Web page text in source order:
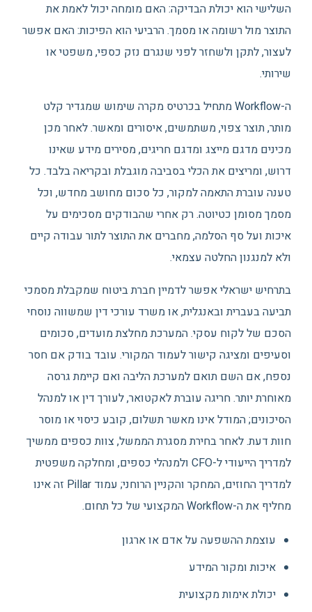
השלישי הוא יכולת הבדיקה: האם מומחה יכול לאמת את
התוצר מול רשומה או מסמך. הרביעי הוא הפיכות: האם אפשר
לעצור, לתקן ולשחזר לפני שנגרם נזק כספי, משפטי או
שירותי.
ה-Workflow מתחיל בכרטיס מקרה שימוש שמגדיר קלט
מותר, תוצר צפוי, משתמשים, איסורים ומאשר. לאחר מכן
מכינים מדגם מייצג ומדגם חריגים, מסירים מידע שאינו
דרוש, ומריצים את הכלי בסביבה מוגבלת ובקריאה בלבד. כל
טענה עוברת התאמה למקור, כל סכום מחושב מחדש, וכל
מסמך מסומן כטיוטה. רק אחרי שהבודקים מסכימים על
איכות ועל סף הסלמה, מחברים את התוצר לתור עבודה קיים
ולא למנגנון החלטה עצמאי.
בתרחיש ישראלי אפשר לדמיין חברת ביטוח שמקבלת מסמכי
תביעה בעברית ובאנגלית, או משרד עורכי דין שמשווה נוסחי
הסכם של לקוח עסקי. המערכת מחלצת מועדים, סכומים
וסעיפים ומציגה קישור לעמוד המקורי. עובד בודק אם חסר
נספח, אם השם תואם למערכת הליבה ואם קיימת גרסה
מאוחרת יותר. חריגה עוברת לאקטואר, לעורך דין או למנהל
הסיכונים; המודל אינו מאשר תשלום, קובע כיסוי או מוסר
חוות דעת. לאחר בחירת מסגרת הממשל, צוות כספים ממשיך
למדריך הייעודי ל-CFO ולמנהלי כספים, ומחלקה משפטית
למדריך החוזים, המחקר והקניין הרוחני; עמוד Pillar זה אינו
מחליף את ה-Workflow המקצועי של כל תחום.
עוצמת ההשפעה על אדם או ארגון
איכות ומקור המידע
יכולת אימות מקצועית